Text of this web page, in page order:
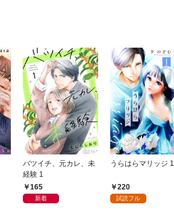
バツイチ、元カレ、未
経験 1
165
新着
うらはらマリッジ 1
220
試読フル